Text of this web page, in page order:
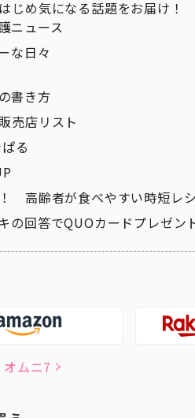
じめ気になる話題をお届け！
ニュース
な日々
書き方
売店リスト
る
高齢者が食べやすい時短レ
の回答でQUOカードプレゼン
オムニ7